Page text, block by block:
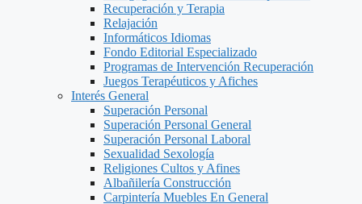
Recuperación y Terapia
Relajación
Informáticos Idiomas
Fondo Editorial Especializado
Programas de Intervención Recuperación
Juegos Terapéuticos y Afiches
Interés General
Superación Personal
Superación Personal General
Superación Personal Laboral
Sexualidad Sexología
Religiones Cultos y Afines
Albañilería Construcción
Carpintería Muebles En General